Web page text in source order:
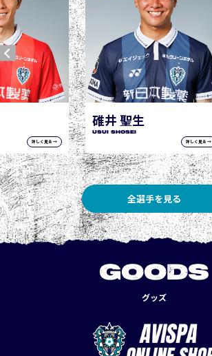
詳しく見る →
ウェリック ポポ
WERIK POPÓ
詳しく見る →
全選手を見る
GOODS
グッズ